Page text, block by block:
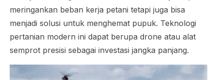
meringankan beban kerja petani tetapi juga bisa
menjadi solusi untuk menghemat pupuk. Teknologi
pertanian modern ini dapat berupa drone atau alat
semprot presisi sebagai investasi jangka panjang.